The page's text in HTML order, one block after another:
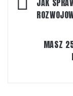
wpisu
MASZ